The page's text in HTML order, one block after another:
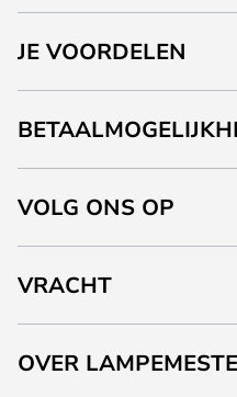
JE VOORDELEN
VOLG ONS OP
VRACHT
OVER